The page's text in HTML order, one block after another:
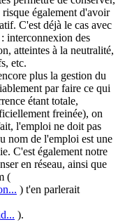
également d'avoir
C'est déjà le cas avec
interconnexion des
atteintes à la neutralité,
etc.
plus la gestion du
par faire ce qui
étant totale,
freinée), on
l'emploi ne doit pas
nom de l'emploi est une
C'est également notre
en réseau, ainsi que
(
) t'en parlerait
).